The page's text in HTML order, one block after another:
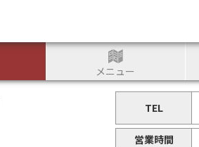
メニュー
TEL
営業時間